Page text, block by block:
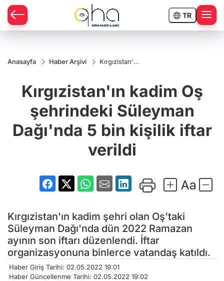
TR
Anasayfa Haber Arşivi
Kırgızistan'ın
Süleyman
Dağı'nda 5
iftar verildi
Kırgızistan'ın kadim Oş
şehrindeki Süleyman
Dağı'nda 5 bin kişilik iftar
verildi
Kırgızistan'ın kadim şehri olan Oş'taki
Süleyman Dağı'nda dün 2022 Ramazan
ayının son iftarı düzenlendi. İftar
organizasyonuna binlerce vatandaş katıldı.
Haber Giriş Tarihi: 02.05.2022 19:01
Haber Güncellenme Tarihi: 02.05.2022 19:02